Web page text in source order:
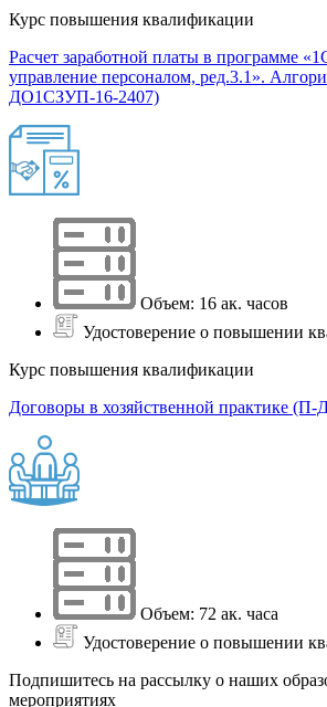
Курс повышения квалификации
Расчет заработной платы в программе
управление персоналом, ред.3.1».
ДО1СЗУП-16-2407)
Объем: 16 ак. часов
Удостоверение о повышении
Курс повышения квалификации
Договоры в хозяйственной практике
Объем: 72 ак. часа
Удостоверение о повышении
Подпишитесь на рассылку о наших
мероприятиях